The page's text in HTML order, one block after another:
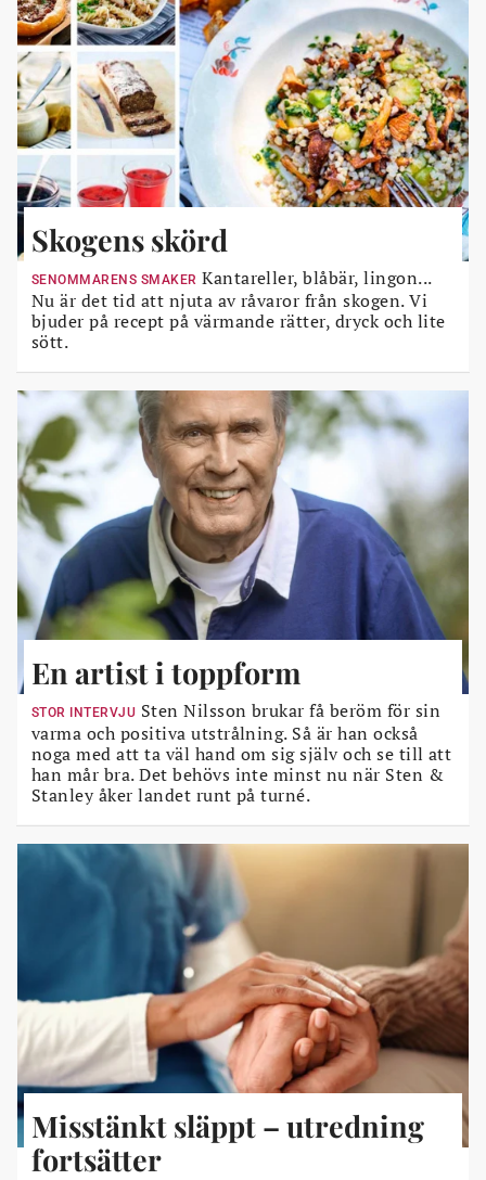
Skogens skörd
SENOMMARENS SMAKER Kantareller, blåbär, lingon...
Nu är det tid att njuta av råvaror från skogen. Vi
bjuder på recept på värmande rätter, dryck och lite
sött.
En artist i toppform
STOR INTERVJU Sten Nilsson brukar få beröm för sin
varma och positiva utstrålning. Så är han också
noga med att ta väl hand om sig själv och se till att
han mår bra. Det behövs inte minst nu när Sten &
Stanley åker landet runt på turné.
Misstänkt släppt – utredning
fortsätter